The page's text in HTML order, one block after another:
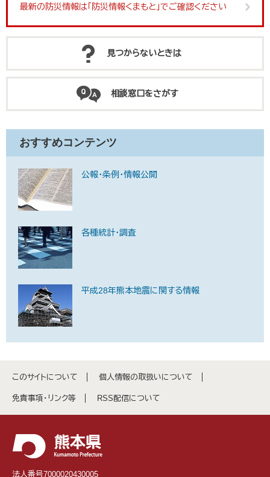
最新の防災情報は「防災情報くまもと」でご確認ください
見つからないときは
相談窓口をさがす
おすすめコンテンツ
公報・条例・情報公開
各種統計・調査
平成28年熊本地震に関する情報
このサイトについて 個人情報の取扱いについて
免責事項・リンク等 RSS配信について
法人番号7000020430005